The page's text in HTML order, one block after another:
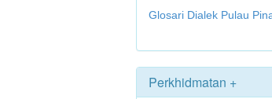
Glosari Dialek Pulau
Perkhidmatan +